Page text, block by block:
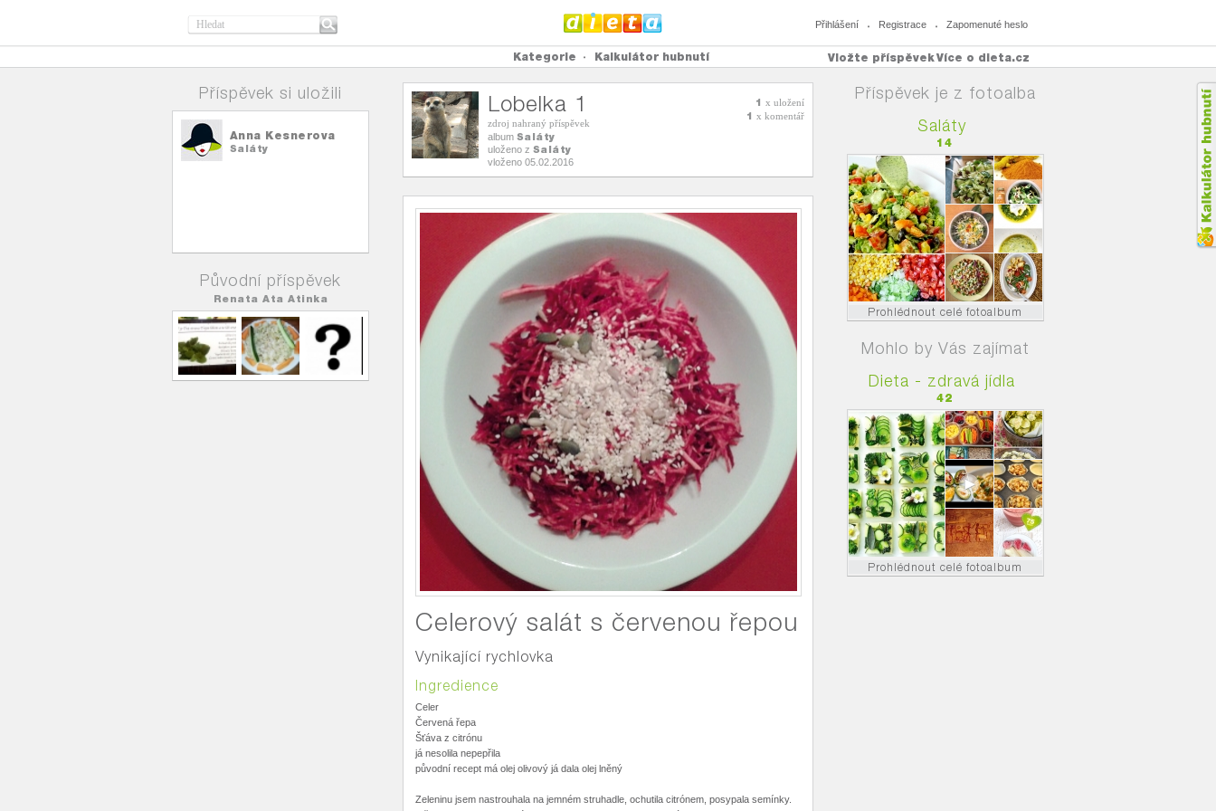
Přihlášení Registrace Zapomenuté heslo
Kategorie Kalkulátor hubnutí Více o dieta.cz
Vložte příspěvek
Příspěvek si uložili
Anna Kesnerova
Saláty
Původní příspěvek
Renata Ata Atinka
Lobelka 1
zdroj nahraný příspěvek
album Saláty
uloženo z Saláty
vloženo 05.02.2016
1 x uložení
1 x komentář
Celerový salát s červenou řepou
Vynikající rychlovka
Ingredience
Celer
Červená řepa
Šťáva z citrónu
já nesolila nepepřila
původní recept má olej olivový já dala olej lněný
Zeleninu jsem nastrouhala na jemném struhadle, ochutila citrónem, posypala semínky.
Příspěvek je z fotoalba
Saláty
14
Prohlédnout celé fotoalbum
Mohlo by Vás zajímat
Dieta - zdravá jídla
42
Prohlédnout celé fotoalbum